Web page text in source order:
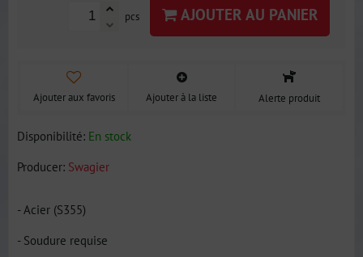
pcs AJOUTER AU PANIER
Ajouter aux favoris Ajouter à la liste Alerte produit
Disponibilité: En stock
Producer: Swagier
- Acier (S355)
- Soudure requise